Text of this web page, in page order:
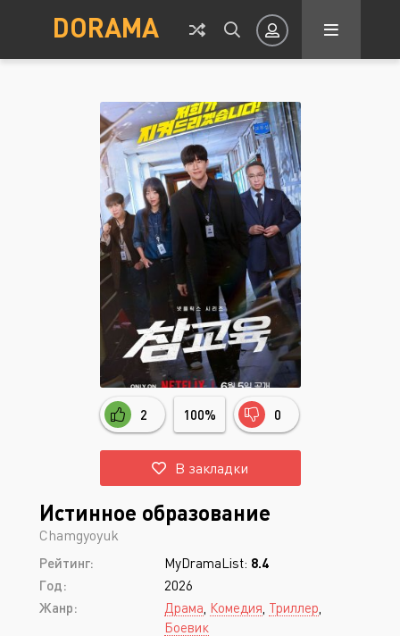
DORAMA
Авторизация
Запомнить
ВОЙТИ НА САЙТ
Регистрация Восстановить пароль
Или войти через
2 100% 0
В закладки
Истинное образование
Chamgyoyuk
Рейтинг: MyDramaList: 8.4
Год:
2026
Жанр:
Драма Комедия Триллер
Боевик